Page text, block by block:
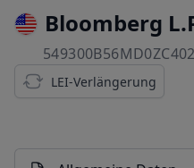
Bloomberg
LEI-Verlängerung